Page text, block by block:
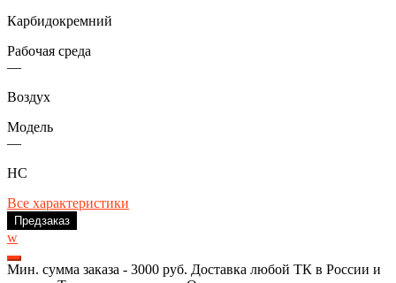
Карбидокремний
Рабочая среда
—
Воздух
Модель
—
HC
Все характеристики
Предзаказ
w
Мин. сумма заказа - 3000 руб. Доставка любой ТК в России и